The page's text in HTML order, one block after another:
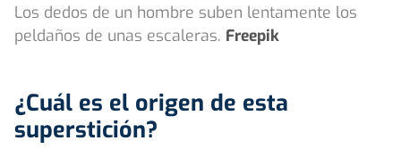
Los dedos de un hombre suben lentamente los
peldaños de unas escaleras. Freepik
¿Cuál es el origen de esta
superstición?